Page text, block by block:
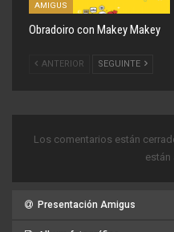
AMIGUS
Obradoiro con Makey Makey
ANTERIOR SEGUINTE
Los comentarios están
están
Presentación Amigus